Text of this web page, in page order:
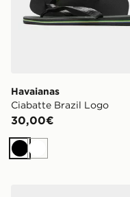
Havaianas
Ciabatte Brazil Logo
30,00€
NeroBianco